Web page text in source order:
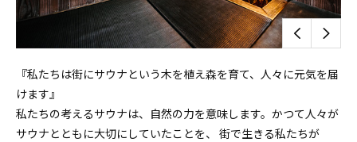
『私たちは街にサウナという木を植え森を育て、人々に元気を届
けます』
私たちの考えるサウナは、自然の力を意味します。かつて人々が
サウナとともに大切にしていたことを、 街で生きる私たちが